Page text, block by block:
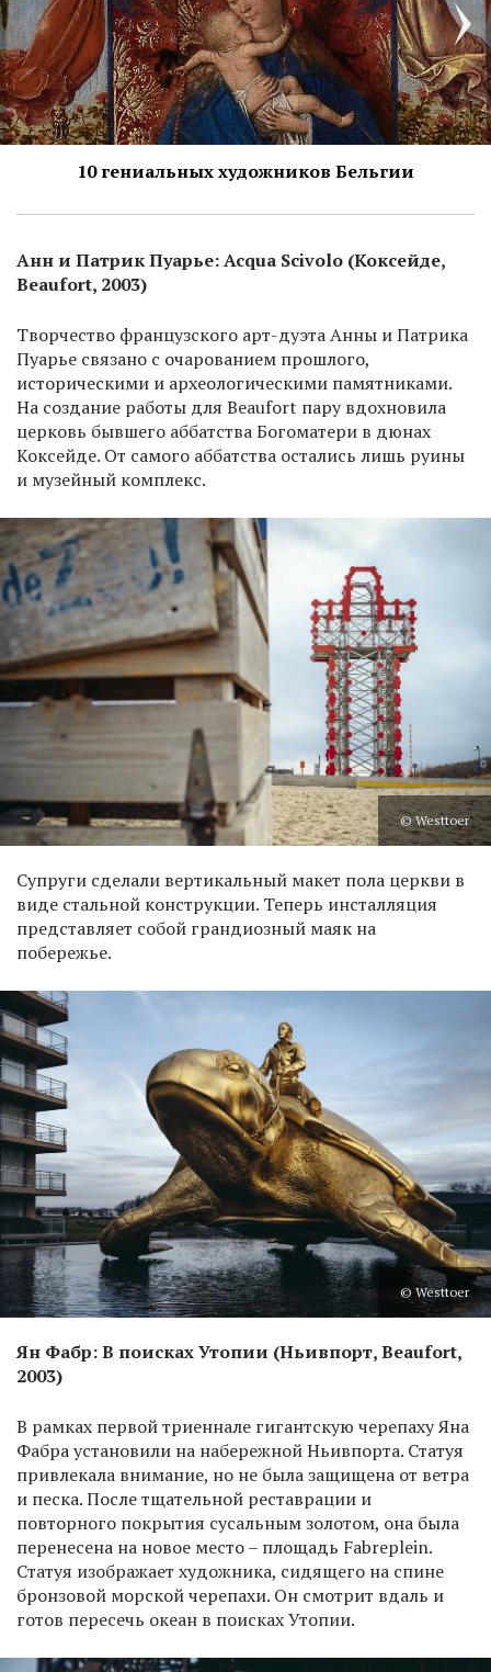
10 гениальных художников Бельгии
Анн и Патрик Пуарье: Acqua Scivolo (Коксейде,
Beaufort, 2003)
Творчество французского арт-дуэта Анны и Патрика
Пуарье связано с очарованием прошлого,
историческими и археологическими памятниками.
На создание работы для Beaufort пару вдохновила
церковь бывшего аббатства Богоматери в дюнах
Коксейде. От самого аббатства остались лишь руины
и музейный комплекс.
© Westtoer
Супруги сделали вертикальный макет пола церкви в
виде стальной конструкции. Теперь инсталляция
представляет собой грандиозный маяк на
побережье.
© Westtoer
Ян Фабр: В поисках Утопии (Ньивпорт, Beaufort,
2003)
В рамках первой триеннале гигантскую черепаху Яна
Фабра установили на набережной Ньивпорта. Статуя
привлекала внимание, но не была защищена от ветра
и песка. После тщательной реставрации и
повторного покрытия сусальным золотом, она была
перенесена на новое место – площадь Fabreplein.
Статуя изображает художника, сидящего на спине
бронзовой морской черепахи. Он смотрит вдаль и
готов пересечь океан в поисках Утопии.